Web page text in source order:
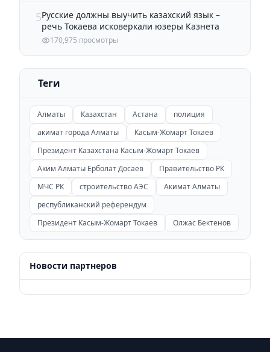
5Русские должны выучить казахский язык –
речь Токаева исковеркали юзеры Казнета
170,975 просмотры
Теги
Алматы Казахстан Астана
полиция
акимат города Алматы
Касым-Жомарт Токаев
Президент Казахстана Касым-Жомарт Токаев
Аким Алматы Ерболат Досаев
Правительство РК
МЧС РК
строительство АЭС
Акимат Алматы
республиканский референдум
Президент Касым-Жомарт Токаев
Олжас Бектенов
Новости партнеров